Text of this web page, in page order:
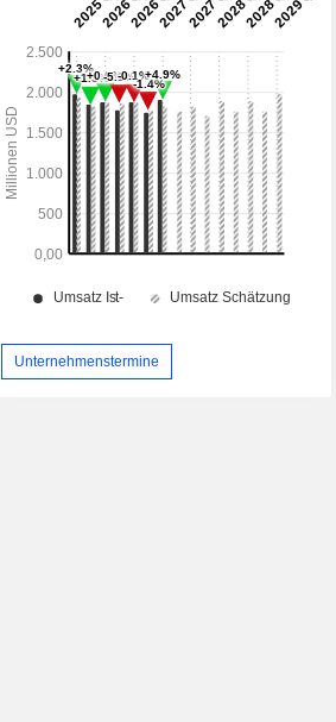
Unternehmenstermine